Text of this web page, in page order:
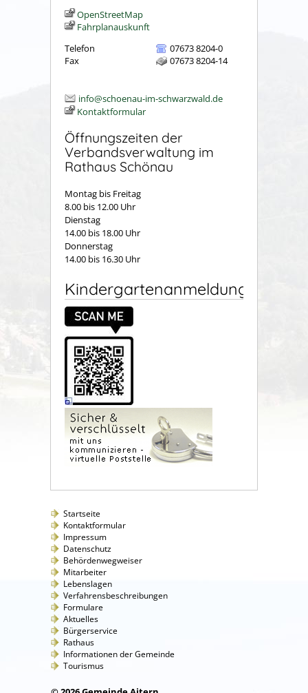
OpenStreetMap
Fahrplanauskunft
Telefon
07673 8204-0
Fax
07673 8204-14
info@schoenau-im-schwarzwald.de
Kontaktformular
Öffnungszeiten der
Verbandsverwaltung im
Rathaus Schönau
Montag bis Freitag
8.00 bis 12.00 Uhr
Dienstag
14.00 bis 18.00 Uhr
Donnerstag
14.00 bis 16.30 Uhr
Kindergartenanmeldung
Startseite
Kontaktformular
Impressum
Datenschutz
Behördenwegweiser
Mitarbeiter
Lebenslagen
Verfahrensbeschreibungen
Formulare
Aktuelles
Bürgerservice
Rathaus
Informationen der Gemeinde
Tourismus